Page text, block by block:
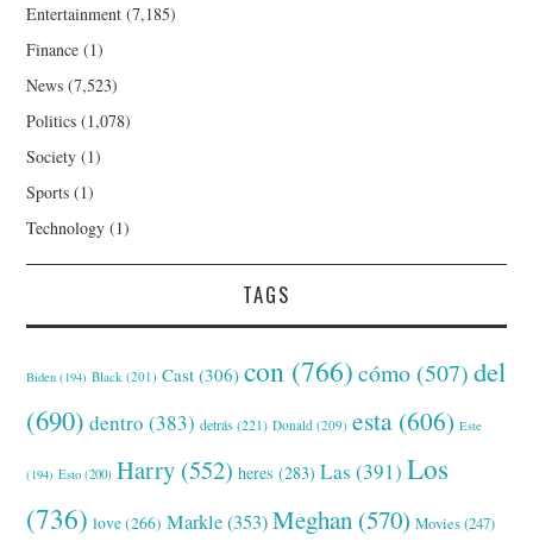
Entertainment (7,185)
Finance (1)
News (7,523)
Politics (1,078)
Society (1)
Sports (1)
Technology (1)
TAGS
Biden (194) Black (201) Cast (306) con (766) cómo (507) del
(690) dentro (383) detrás (221) Donald (209) esta (606) Este
(194) Esto (200) Harry (552) heres (283) Las (391) Los
(736) love(266) Markle(353) Meghan (570) Movies(247)